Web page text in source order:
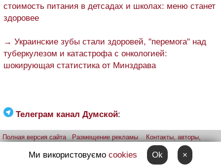
стоимость питания в детсадах и школах: меню станет
здоровее
→ Украинские зубы стали здоровей, "перемога" над
туберкулезом и катастрофа с онкологией:
шокирующая статистика от Минздрава
Телеграм канал Думской:
Полная версия сайта Размещение рекламы
Контакты, авторы,
iPhone
Прислать фото через telegram
Patreon
Ми використовуємо cookies Ok ×